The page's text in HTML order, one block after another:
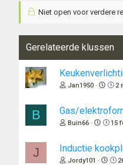
Niet open voor verdere
Gerelateerde klussen
Jan1950 2
B Gas/
Buin66 15
J Inductie
Jordy101